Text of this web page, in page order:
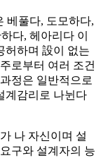
베풀다, 도모하다,
다, 헤아리다 이
허하며 設이 없는
로부터 여러 조건
정은 일반적으로
계감리로 나뉜다
나 자신이며 설
구와 설계자의 능